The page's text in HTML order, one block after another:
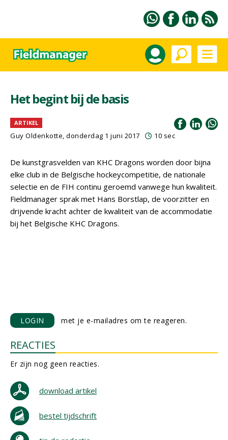
Het begint bij de basis
ARTIKEL
Guy Oldenkotte, donderdag 1 juni 2017 10 sec
De kunstgrasvelden van KHC Dragons worden door bijna
elke club in de Belgische hockeycompetitie, de nationale
selectie en de FIH continu geroemd vanwege hun kwaliteit.
Fieldmanager sprak met Hans Borstlap, de voorzitter en
drijvende kracht achter de kwaliteit van de accommodatie
bij het Belgische KHC Dragons.
LOGIN met je e-mailadres om te reageren.
REACTIES
Er zijn nog geen reacties.
download artikel
bestel tijdschrift